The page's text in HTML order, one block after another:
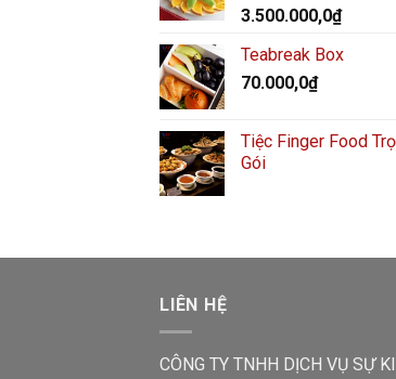
3.500.000,0₫
Teabreak Box
70.000,0₫
Tiệc Finger Food
Gói
LIÊN HỆ
CÔNG TY TNHH DỊCH VỤ SỰ